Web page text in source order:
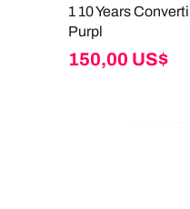
1 10 Years
Purpl
Giá
150,00 US$